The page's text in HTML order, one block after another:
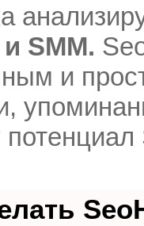
SMM.
и